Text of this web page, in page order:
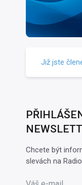
Již jste
Chcete být
slevách na
Váš e-mail